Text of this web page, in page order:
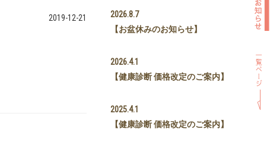
2019-12-21
2026.8.7
【お盆休みのお知らせ】
2026.4.1
【健康診断 価格改定のご案内】
2025.4.1
【健康診断 価格改定のご案内】